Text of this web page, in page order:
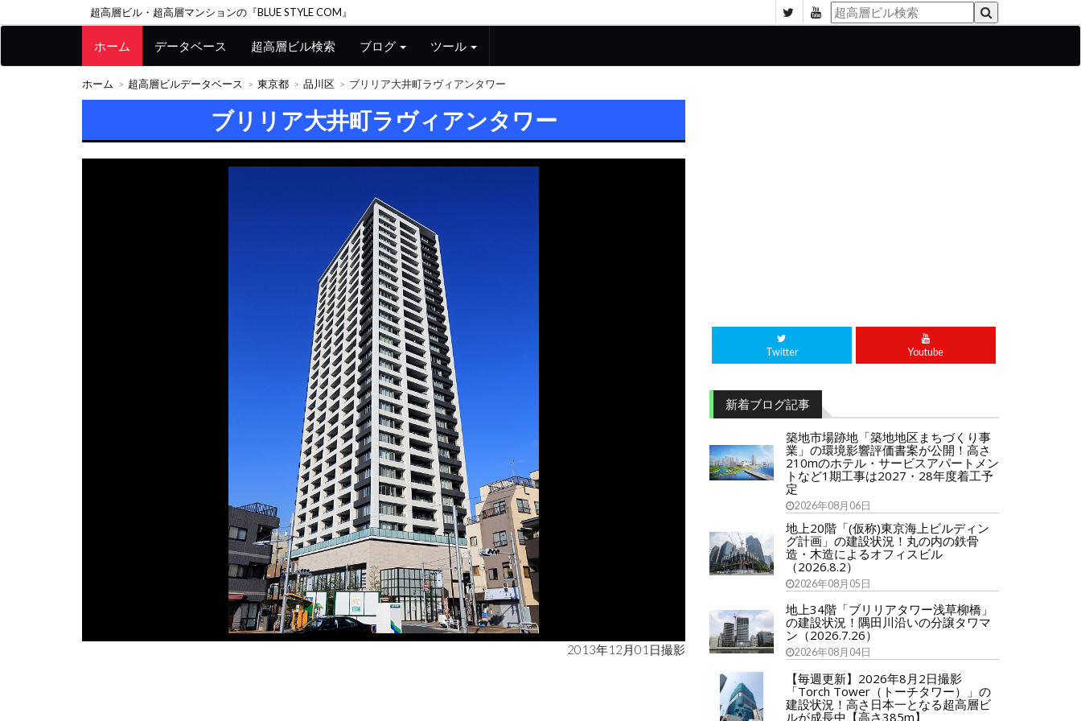
超高層ビル・超高層マンションの『BLUE STYLE COM』
ホーム データベース 超高層ビル検索 ブログ ツール
ホーム 超高層ビルデータベース 東京都 品川区 ブリリア大井町ラヴィアンタワー
ブリリア大井町ラヴィアンタワー
2013年12月01日撮影
Twitter Youtube
新着ブログ記事
築地市場跡地「築地地区まちづくり事
業」の環境影響評価書案が公開！高さ
210mのホテル・サービスアパートメン
トなど1期工事は2027・28年度着工予
定
2026年08月06日
地上20階「(仮称)東京海上ビルディン
グ計画」の建設状況！丸の内の鉄骨
造・木造によるオフィスビル
（2026.8.2）
2026年08月05日
地上34階「ブリリアタワー浅草柳橋」
の建設状況！隅田川沿いの分譲タワマ
ン（2026.7.26）
2026年08月04日
【毎週更新】2026年8月2日撮影
「Torch Tower（トーチタワー）」の
建設状況！高さ日本一となる超高層ビ
ルが成長中【高さ385m】